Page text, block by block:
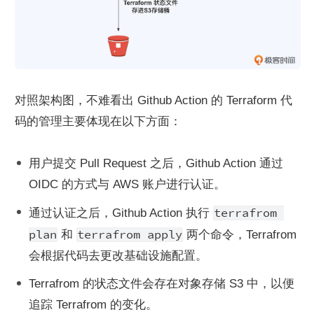
对照架构图，不难看出 Github Action 的 Terraform 代
码的管理主要体现在以下方面：
用户提交 Pull Request 之后，Github Action 通过
OIDC 的方式与 AWS 账户进行认证。
通过认证之后，Github Action 执行 terrafrom
plan 和 terrafrom apply 两个命令，Terrafrom
会根据代码去更改基础设施配置。
Terrafrom 的状态文件会存在对象存储 S3 中，以便
追踪 Terrafrom 的变化。